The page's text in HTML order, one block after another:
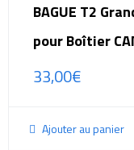
BAGUE T2
pour Boîtier
33,00€
Ajouter au panier